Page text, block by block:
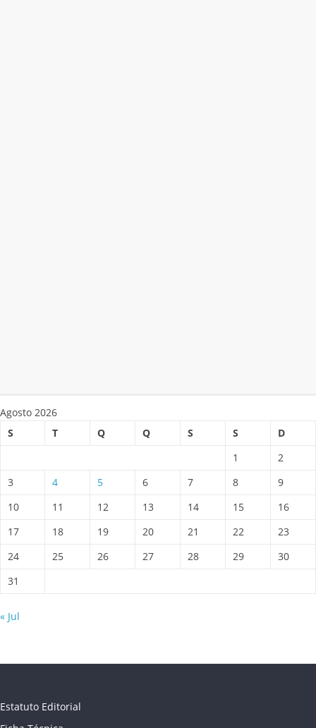
Agosto 2026
S
T Q Q S S
D
1
2
3
4 5 6 7 8
9
10
11 12 13 14 15
16
17
18 19 20 21 22
23
24
25 26 27 28 29
30
31
« Jul
Estatuto Editorial